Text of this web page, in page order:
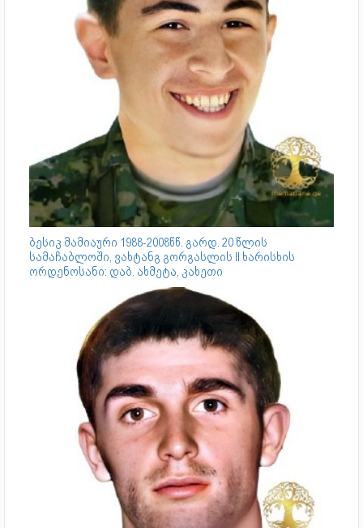
ბესიკ მამიაური 1988-2008წწ. გარდ. 20 წლის
სამაჩაბლოში, ვახტანგ გორგასლის II ხარისხის
ორდენოსანი: დაბ. ახმეტა, კახეთი